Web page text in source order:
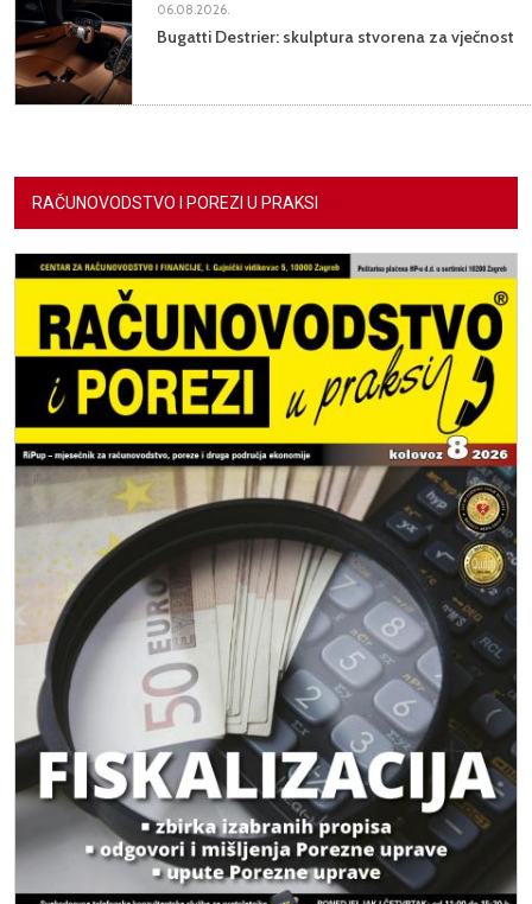
06.08.2026.
Bugatti Destrier: skulptura stvorena za vječnost
RAČUNOVODSTVO I POREZI U PRAKSI